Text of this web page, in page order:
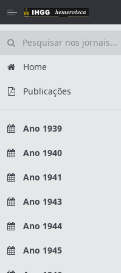
Home
Publicações
Ano 1939
Ano 1940
Ano 1941
Ano 1943
Ano 1944
Ano 1945